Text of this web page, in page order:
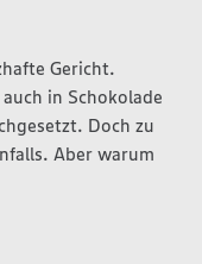
Gericht.
in Schokolade
Doch zu
Aber warum